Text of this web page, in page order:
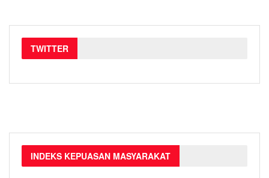
TWITTER
INDEKS KEPUASAN MASYARAKAT